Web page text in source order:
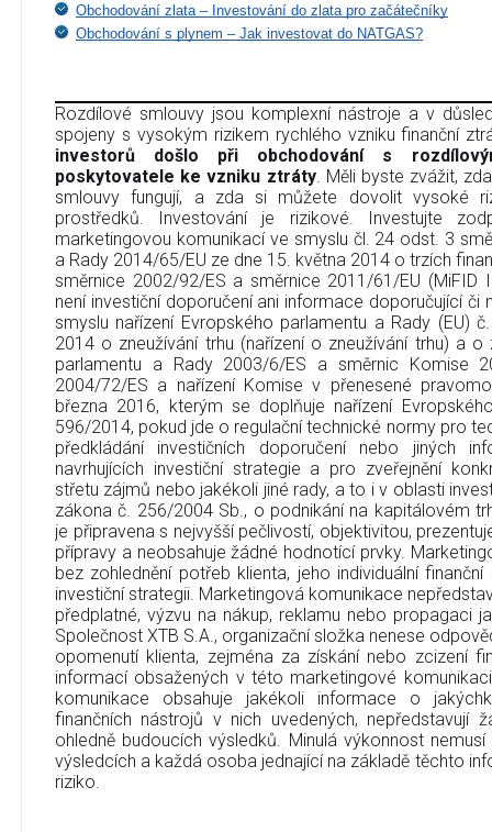
Obchodování zlata – Investování do zlata pro začátečníky
Obchodování s plynem – Jak investovat do NATGAS?
Rozdílové smlouvy jsou komplexní nástroje a v
spojeny s vysokým rizikem rychlého vzniku finanční
investorů došlo při obchodování s
poskytovatele ke vzniku ztráty. Měli byste zvážit,
smlouvy fungují, a zda si můžete dovolit vysoké
prostředků. Investování je rizikové. Investujte
marketingovou komunikací ve smyslu čl. 24 odst. 3
a Rady 2014/65/EU ze dne 15. května 2014 o trzích
směrnice 2002/92/ES a směrnice 2011/61/EU (MiFID
není investiční doporučení ani informace doporučující či
smyslu nařízení Evropského parlamentu a Rady (EU)
2014 o zneužívání trhu (nařízení o zneužívání trhu) a o
parlamentu a Rady 2003/6/ES a směrnic Komise
2004/72/ES a nařízení Komise v přenesené
března 2016, kterým se doplňuje nařízení
596/2014, pokud jde o regulační technické normy pro
předkládání investičních doporučení nebo jiných
navrhujících investiční strategie a pro zveřejnění
střetu zájmů nebo jakékoli jiné rady, a to i v oblasti
zákona č. 256/2004 Sb., o podnikání na kapitálovém
je připravena s nejvyšší pečlivostí, objektivitou,
přípravy a neobsahuje žádné hodnotící prvky.
bez zohlednění potřeb klienta, jeho individuální
investiční strategii. Marketingová komunikace
předplatné, výzvu na nákup, reklamu nebo propagaci
Společnost XTB S.A., organizační složka nenese
opomenutí klienta, zejména za získání nebo zcizení
informací obsažených v této marketingové
komunikace obsahuje jakékoli informace o
finančních nástrojů v nich uvedených, nepředstavují
ohledně budoucích výsledků. Minulá výkonnost
výsledcích a každá osoba jednající na základě těchto
riziko.